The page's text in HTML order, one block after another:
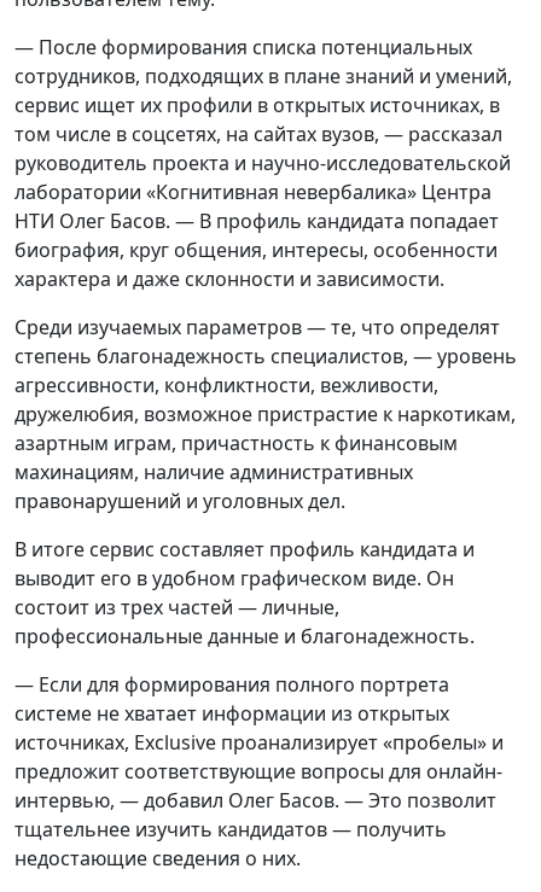
— После формирования списка потенциальных
сотрудников, подходящих в плане знаний и умений,
сервис ищет их профили в открытых источниках, в
том числе в соцсетях, на сайтах вузов, — рассказал
руководитель проекта и научно-исследовательской
лаборатории «Когнитивная невербалика» Центра
НТИ Олег Басов. — В профиль кандидата попадает
биография, круг общения, интересы, особенности
характера и даже склонности и зависимости.
Среди изучаемых параметров — те, что определят
степень благонадежность специалистов, — уровень
агрессивности, конфликтности, вежливости,
дружелюбия, возможное пристрастие к наркотикам,
азартным играм, причастность к финансовым
махинациям, наличие административных
правонарушений и уголовных дел.
В итоге сервис составляет профиль кандидата и
выводит его в удобном графическом виде. Он
состоит из трех частей — личные,
профессиональные данные и благонадежность.
— Если для формирования полного портрета
системе не хватает информации из открытых
источниках, Exclusivе проанализирует «пробелы» и
предложит соответствующие вопросы для онлайн-
интервью, — добавил Олег Басов. — Это позволит
тщательнее изучить кандидатов — получить
недостающие сведения о них.